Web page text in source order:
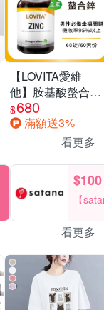
【LOVITA愛維
他】胺基酸螯合鋅
x2瓶30mg素食錠
(鋅錠)
$680
滿額送3%
看更多
$100
【
一件
看更多